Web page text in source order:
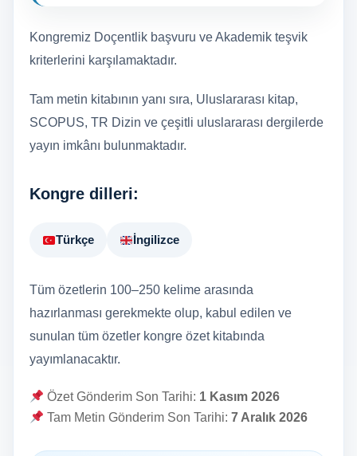
Kongremiz Doçentlik başvuru ve Akademik teşvik
kriterlerini karşılamaktadır.
Tam metin kitabının yanı sıra, Uluslararası kitap,
SCOPUS, TR Dizin ve çeşitli uluslararası dergilerde
yayın imkânı bulunmaktadır.
Kongre dilleri:
Türkçe İngilizce
Tüm özetlerin 100–250 kelime arasında
hazırlanması gerekmekte olup, kabul edilen ve
sunulan tüm özetler kongre özet kitabında
yayımlanacaktır.
Özet Gönderim Son Tarihi: 1 Kasım 2026
Tam Metin Gönderim Son Tarihi: 7 Aralık 2026